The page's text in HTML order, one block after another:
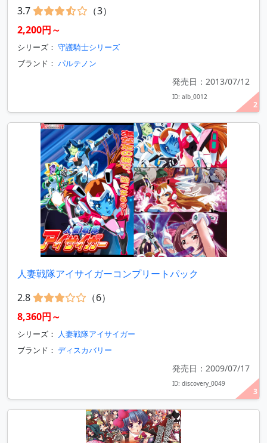
2
3.7
（3）
2,200円～
シリーズ： 守護騎士シリーズ
ブランド： パルテノン
発売日：2013/07/12
ID: alb_0012
3
人妻戦隊アイサイガーコンプリートパック
2.8
（6）
8,360円～
シリーズ： 人妻戦隊アイサイガー
ブランド： ディスカバリー
発売日：2009/07/17
ID: discovery_0049